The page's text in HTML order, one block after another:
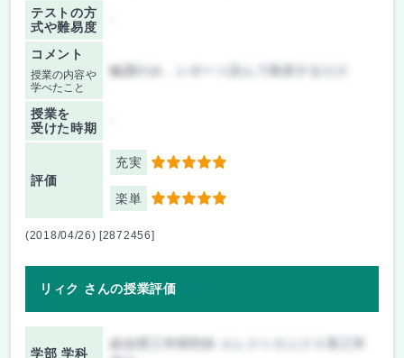
テストの方
式や難易度
コメント
授業の内容や
学べたこと
輪講のみ、レポート読んで発表するだけ
授業を
受けた時期
評価
充実 5
楽単 5
(2018/04/26) [2872456]
リィク さんの授業評価
学部 学科